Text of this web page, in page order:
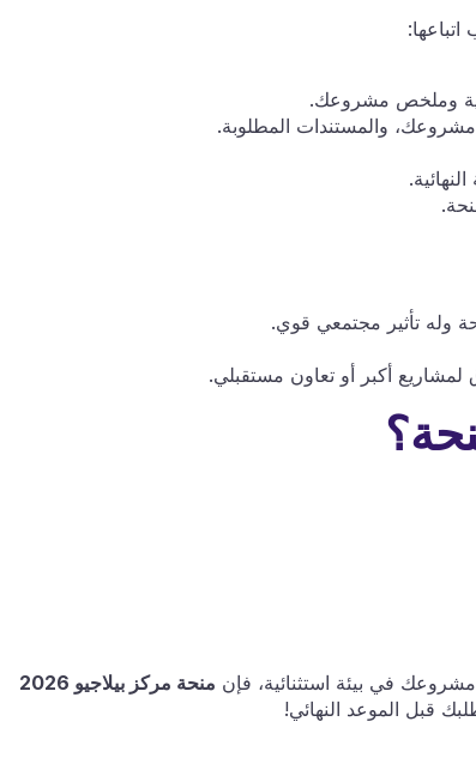
وملخص مشروعك.
والمستندات المطلوبة.
وله تأثير مجتمعي قوي.
أكبر أو تعاون مستقبلي.
في بيئة استثنائية، فإن منحة مركز بيلاجيو 2026
قبل الموعد النهائي!